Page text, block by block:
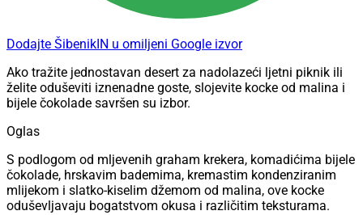
Dodajte ŠibenikIN u omiljeni Google izvor
Ako tražite jednostavan desert za nadolazeći ljetni piknik ili
želite oduševiti iznenadne goste, slojevite kocke od malina i
bijele čokolade savršen su izbor.
Oglas
S podlogom od mljevenih graham krekera, komadićima bijele
čokolade, hrskavim bademima, kremastim kondenziranim
mlijekom i slatko-kiselim džemom od malina, ove kocke
oduševljavaju bogatstvom okusa i različitim teksturama.